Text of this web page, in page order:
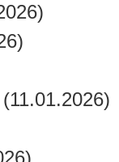
(11.01.2026)